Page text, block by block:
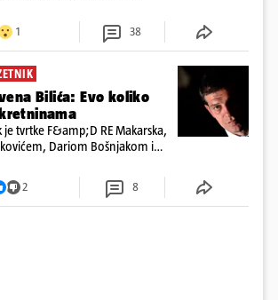
zatvor
1 38
Bilića: Evo koliko
je tvrtke F&amp;D RE Makarska,
Dariom Bošnjakom i
a od osnutka nema
2 8